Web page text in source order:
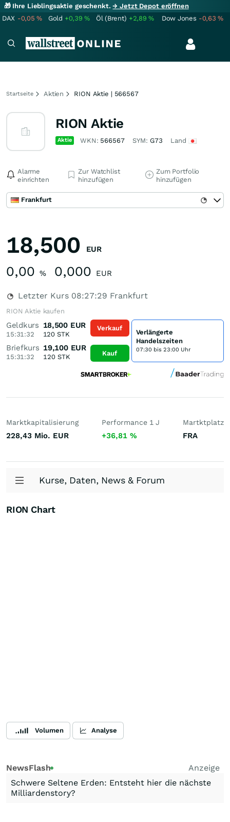
🎁 Ihre Lieblingsaktie geschenkt.→ Jetzt Depot eröffnen
DAX -0,05% Gold +0,39% Öl (Brent) +2,89% Dow Jones -0,63%
Startseite Aktien RION Aktie | 566567
RION Aktie
Aktie WKN: 566567 SYM: G73 Land
Alarme
einrichten
Zur Watchlist
hinzufügen
Zum Portfolio
hinzufügen
Frankfurt
18,500 EUR
0,00 % 0,000 EUR
Letzter Kurs 08:27:29 Frankfurt
RION Aktie kaufen
Geldkurs
15:31:32
18,500 EUR
120 STK
Briefkurs
15:31:32
19,100 EUR
120STK
Verkauf
Kauf
Verlängerte
Handelszeiten
07:30 bis 23:00 Uhr
Marktkapitalisierung
228,43 Mio. EUR
Performance 1 J
+36,81 %
Martktplatz
FRA
Kurse, Daten, News & Forum
RION Chart
Volumen Analyse
NewsFlash
Anzeige
Schwere Seltene Erden: Entsteht hier die nächste
Milliardenstory?